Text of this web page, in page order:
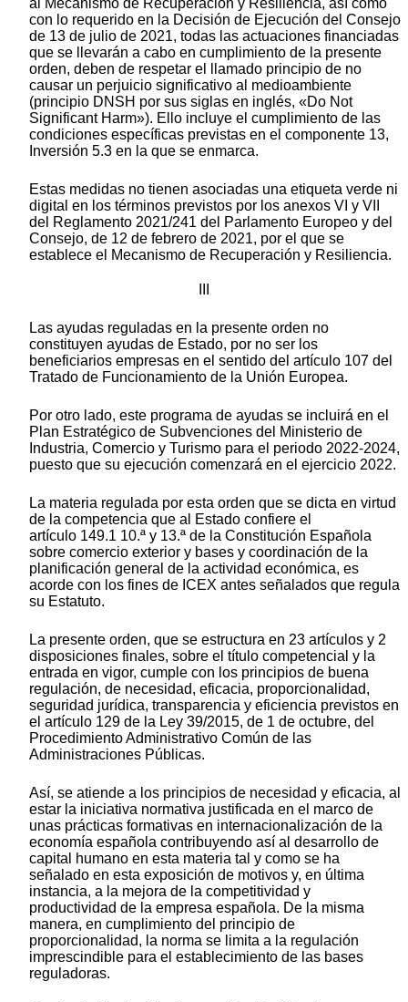
con lo requerido en la Decisión de Ejecución del Consejo
de 13 de julio de 2021, todas las actuaciones financiadas
que se llevarán a cabo en cumplimiento de la presente
orden, deben de respetar el llamado principio de no
causar un perjuicio significativo al medioambiente
(principio DNSH por sus siglas en inglés, «Do Not
Significant Harm»). Ello incluye el cumplimiento de las
condiciones específicas previstas en el componente 13,
Inversión 5.3 en la que se enmarca.
Estas medidas no tienen asociadas una etiqueta verde ni
digital en los términos previstos por los anexos VI y VII
del Reglamento 2021/241 del Parlamento Europeo y del
Consejo, de 12 de febrero de 2021, por el que se
establece el Mecanismo de Recuperación y Resiliencia.
Las ayudas reguladas en la presente orden no
constituyen ayudas de Estado, por no ser los
beneficiarios empresas en el sentido del artículo 107 del
Tratado de Funcionamiento de la Unión Europea.
Por otro lado, este programa de ayudas se incluirá en el
Plan Estratégico de Subvenciones del Ministerio de
Industria, Comercio y Turismo para el periodo 2022-2024,
puesto que su ejecución comenzará en el ejercicio 2022.
La materia regulada por esta orden que se dicta en virtud
de la competencia que al Estado confiere el
artículo 149.1 10.ª y 13.ª de la Constitución Española
sobre comercio exterior y bases y coordinación de la
planificación general de la actividad económica, es
acorde con los fines de ICEX antes señalados que regula
su Estatuto.
La presente orden, que se estructura en 23 artículos y 2
disposiciones finales, sobre el título competencial y la
entrada en vigor, cumple con los principios de buena
regulación, de necesidad, eficacia, proporcionalidad,
seguridad jurídica, transparencia y eficiencia previstos en
el artículo 129 de la Ley 39/2015, de 1 de octubre, del
Procedimiento Administrativo Común de las
Administraciones Públicas.
Así, se atiende a los principios de necesidad y eficacia, al
estar la iniciativa normativa justificada en el marco de
unas prácticas formativas en internacionalización de la
economía española contribuyendo así al desarrollo de
capital humano en esta materia tal y como se ha
señalado en esta exposición de motivos y, en última
instancia, a la mejora de la competitividad y
productividad de la empresa española. De la misma
manera, en cumplimiento del principio de
proporcionalidad, la norma se limita a la regulación
imprescindible para el establecimiento de las bases
reguladoras.